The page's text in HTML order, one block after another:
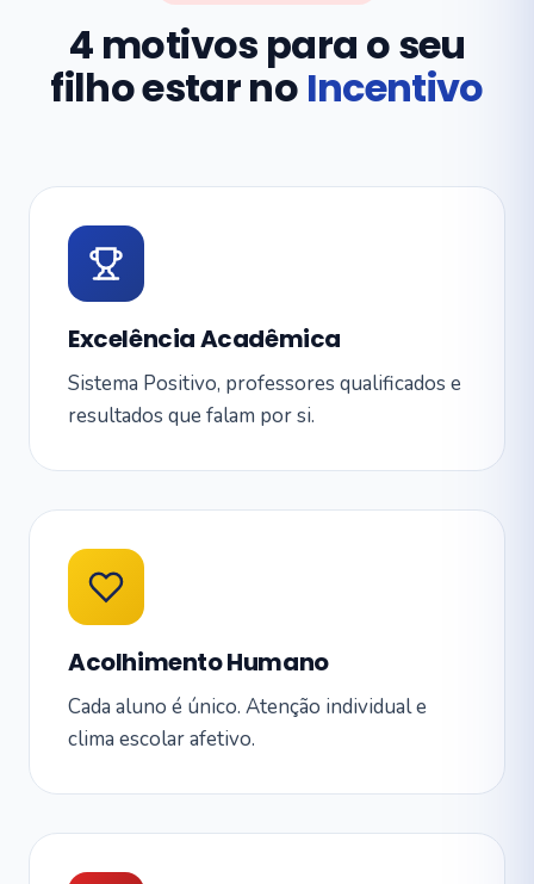
4 motivos para o seu
filho estar no Incentivo
Excelência Acadêmica
Sistema Positivo, professores qualificados e
resultados que falam por si.
Acolhimento Humano
Cada aluno é único. Atenção individual e
clima escolar afetivo.